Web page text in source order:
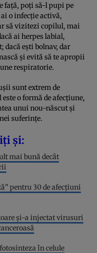
față, poți să-l pupi pe
o infecție activă,
să vizitezi copilul, mai
ai herpes labial,
dacă ești bolnav, dar
și evită să te apropii
respiratorie.
sunt extrem de
o formă de afecțiune,
unui nou-născut și
suferințe.
și:
mai bună decât
pentru 30 de afecțiuni
și-a injectat virusuri
în celule